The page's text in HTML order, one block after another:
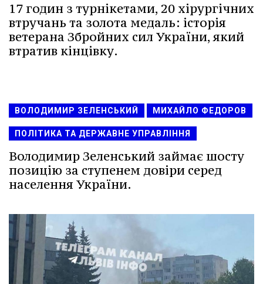
17 годин з турнікетами, 20 хірургічних
втручань та золота медаль: історія
ветерана Збройних сил України, який
втратив кінцівку.
ВОЛОДИМИР ЗЕЛЕНСЬКИЙ МИХАЙЛО ФЕДОРОВ
ПОЛІТИКА ТА ДЕРЖАВНЕ УПРАВЛІННЯ
Володимир Зеленський займає шосту
позицію за ступенем довіри серед
населення України.